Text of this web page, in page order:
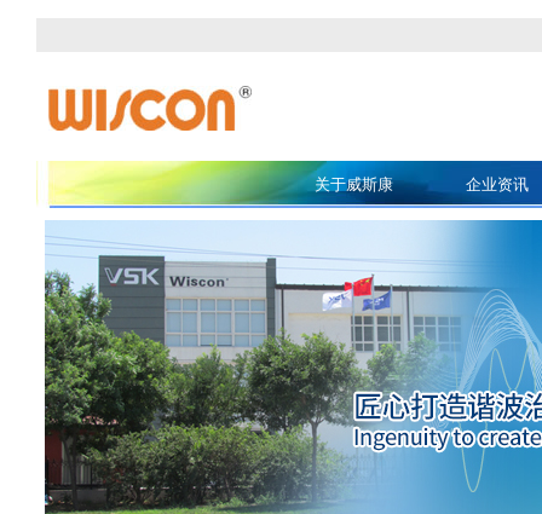
关于威斯康 企业资讯